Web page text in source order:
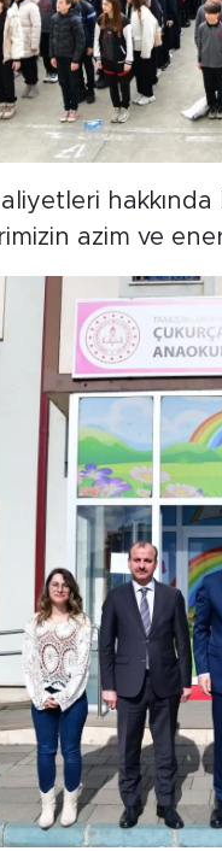
hakkında
azim ve